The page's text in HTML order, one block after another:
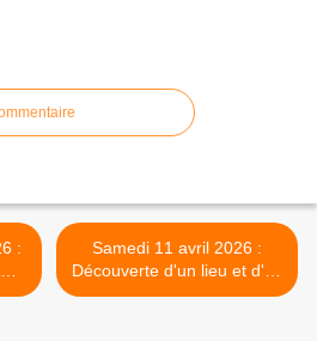
Samedi 11 avril 2026 :
Découverte d'un lieu et d'un
livre à FITZ-JAMES. >